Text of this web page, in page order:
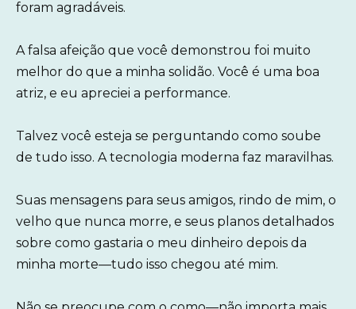
foram agradáveis.
A falsa afeição que você demonstrou foi muito
melhor do que a minha solidão. Você é uma boa
atriz, e eu apreciei a performance.
Talvez você esteja se perguntando como soube
de tudo isso. A tecnologia moderna faz maravilhas.
Suas mensagens para seus amigos, rindo de mim, o
velho que nunca morre, e seus planos detalhados
sobre como gastaria o meu dinheiro depois da
minha morte—tudo isso chegou até mim.